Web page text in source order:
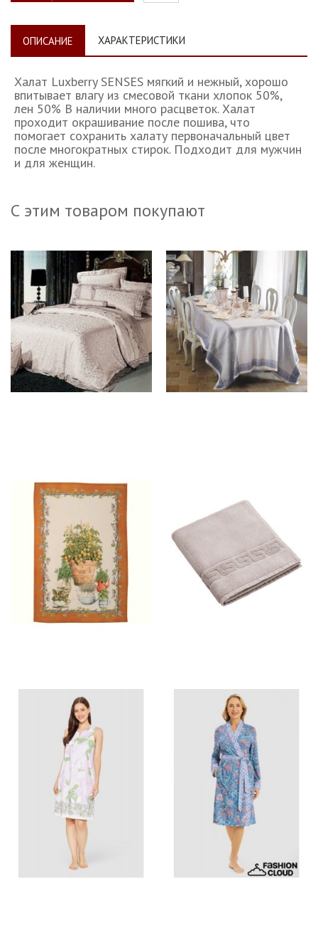
ОПИСАНИЕ ХАРАКТЕРИСТИКИ
Халат Luxberry SENSES мягкий и нежный, хорошо
впитывает влагу из смесовой ткани хлопок 50%,
лен 50% В наличии много расцветок. Халат
проходит окрашивание после пошива, что
помогает сохранить халату первоначальный цвет
после многократных стирок. Подходит для мужчин
и для женщин.
С этим товаром покупают